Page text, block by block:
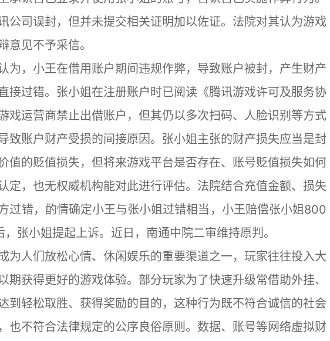
公司误封，但并未提交相关证明加以佐证。法院对其认为游戏
意见不予采信。
，小王在借用账户期间违规作弊，导致账户被封，产生财产
接过错。张小姐在注册账户时已阅读《腾讯游戏许可及服务协
戏运营商禁止出借账户，但其仍以多次扫码、人脸识别等方式
致账户财产受损的间接原因。张小姐主张的财产损失应当是封
值的贬值损失，但将来游戏平台是否存在、账号贬值损失如何
定，也无权威机构能对此进行评估。法院结合充值金额、损失
过错，酌情确定小王与张小姐过错相当，小王赔偿张小姐800
张小姐提起上诉。近日，南通中院二审维持原判。
人们放松心情、休闲娱乐的重要渠道之一，玩家往往投入大
期获得更好的游戏体验。部分玩家为了快速升级常借助外挂、
到轻松取胜、获得奖励的目的，这种行为既不符合诚信的社会
也不符合法律规定的公序良俗原则。数据、账号等网络虚拟财